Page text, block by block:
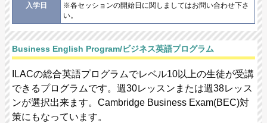
入学日
※各セッションの開始日に関しましてはお問い合わせ下さ
い。
Business English Program/ビジネス英語プログラム
ILACの総合英語プログラムでレベル10以上の生徒が受講
できるプログラムです。週30レッスンまたは週38レッス
ンが選択出来ます。Cambridge Business Exam(BEC)対
策にもなっています。